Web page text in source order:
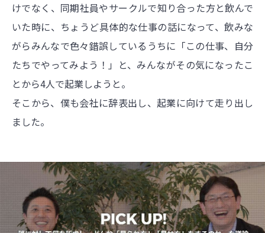
けでなく、同期社員やサークルで知り合った方と飲んで
いた時に、ちょうど具体的な仕事の話になって、飲みな
がらみんなで色々錯誤しているうちに「この仕事、自分
たちでやってみよう！」と、みんながその気になったこ
とから4人で起業しようと。
そこから、僕も会社に辞表出し、起業に向けて走り出し
ました。